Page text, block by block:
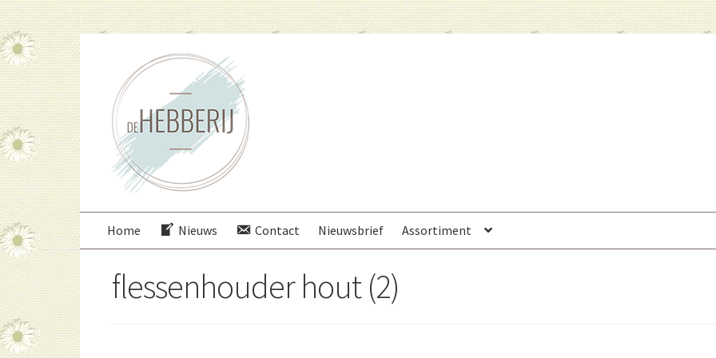
door
naar
navigatie
direct
naar
inhoud
Home Nieuws Contact Nieuwsbrief Assortiment
flessenhouder hout (2)